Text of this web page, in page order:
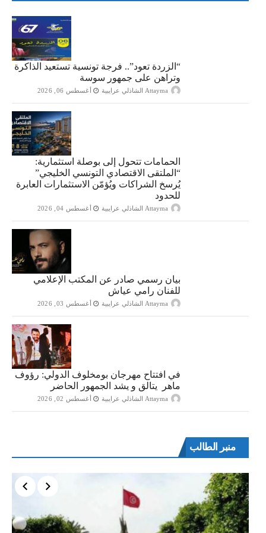
“الزردة تعود”.. فرجة تونسية تستعيد الذاكرة
وتراهن على جمهور سوسة
Attayma الشاذلي عرايبية أغسطس 06, 2026
الحمامات تتحول إلى بوصلة استثمارية:
“الملتقى الاقتصادي التونسي الخليجي”
يُرسخ الشراكات ويُؤمّن الاستثمارات العابرة
للحدود
Attayma الشاذلي عرايبية أغسطس 04, 2026
بيان رسمي صادر عن المكتب الإعلامي
للفنان رامي عياش
Attayma الشاذلي عرايبية أغسطس 03, 2026
في افتتاح مهرجان بومخلوف الدولي: رؤوف
ماهر يتالق و يشد الجمهور الحاضر
Attayma الشاذلي عرايبية أغسطس 02, 2026
منبر الطالب